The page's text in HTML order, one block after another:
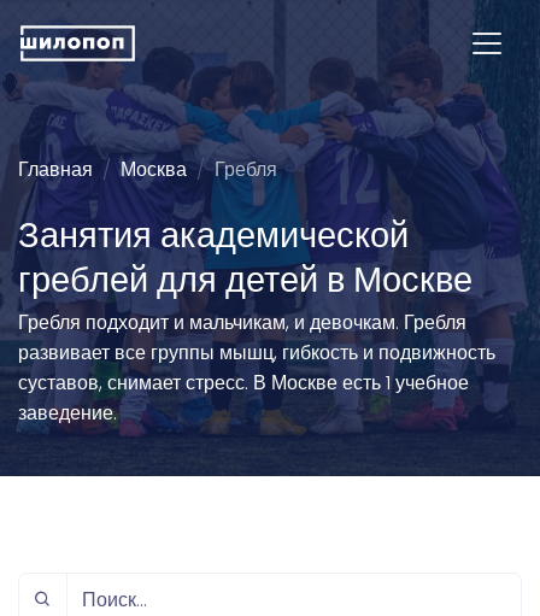
Главная Москва Гребля
Занятия академической
греблей для детей в Москве
Гребля подходит и мальчикам, и девочкам. Гребля
развивает все группы мышц, гибкость и подвижность
суставов, снимает стресс. В Москве есть 1 учебное
заведение.